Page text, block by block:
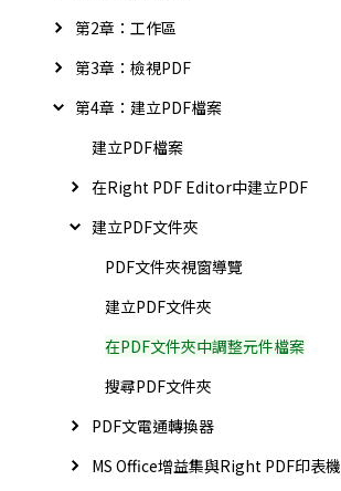
第2章：工作區
第3章：檢視PDF
第4章：建立PDF檔案
建立PDF檔案
在Right PDF Editor中建立PDF
建立PDF文件夾
PDF文件夾視窗導覽
建立PDF文件夾
在PDF文件夾中調整元件檔案
搜尋PDF文件夾
PDF文電通轉換器
MS Office增益集與Right PDF印表機